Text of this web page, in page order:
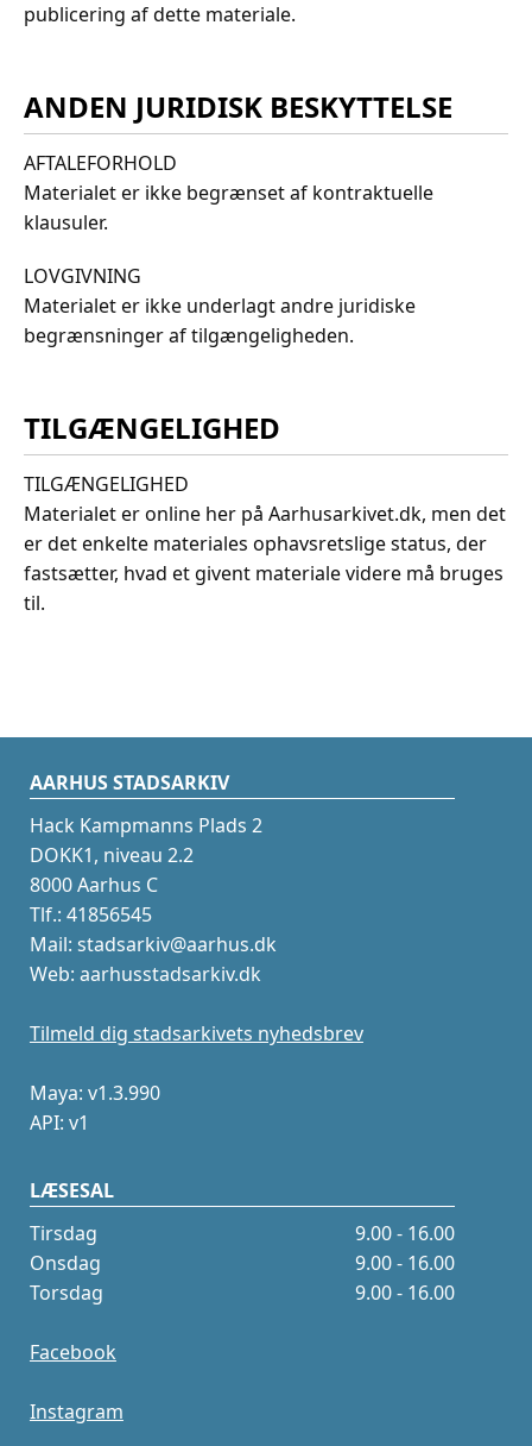
publicering af dette materiale.
ANDEN JURIDISK BESKYTTELSE
AFTALEFORHOLD
Materialet er ikke begrænset af kontraktuelle
klausuler.
LOVGIVNING
Materialet er ikke underlagt andre juridiske
begrænsninger af tilgængeligheden.
TILGÆNGELIGHED
TILGÆNGELIGHED
Materialet er online her på Aarhusarkivet.dk, men det
er det enkelte materiales ophavsretslige status, der
fastsætter, hvad et givent materiale videre må bruges
til.
AARHUS STADSARKIV
Hack Kampmanns Plads 2
DOKK1, niveau 2.2
8000 Aarhus C
Tlf.: 41856545
Mail: stadsarkiv@aarhus.dk
Web: aarhusstadsarkiv.dk
Tilmeld dig stadsarkivets nyhedsbrev
Maya: v1.3.990
API: v1
LÆSESAL
Tirsdag
9.00 - 16.00
Onsdag
9.00 - 16.00
Torsdag
9.00 - 16.00
Facebook
Instagram